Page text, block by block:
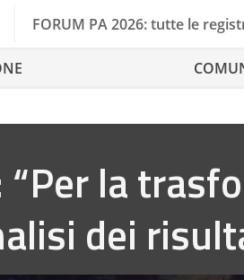
FORUM PA 2026: tutte le
la
dei